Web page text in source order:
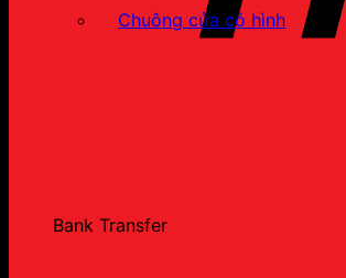
Bank Transfer
Chuông cửa có hình